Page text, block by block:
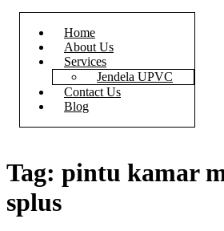
Home
About Us
Services
Jendela UPVC
Contact Us
Blog
Tag: pintu kamar
splus